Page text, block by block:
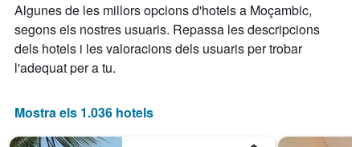
preu
mitjà
d'una
habitació
El
gràfic
té
1
eix
que
el
Algunes de les millors opcions d'hotels a Moçambic,
segons els nostres usuaris. Repassa les descripcions
dels hotels i les valoracions dels usuaris per trobar
l'adequat per a tu.
Mostra els 1.036 hotels